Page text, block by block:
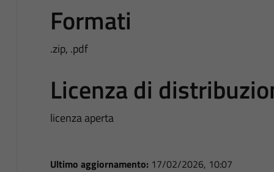
Formati
.zip, .pdf
Licenza di
licenza aperta
Ultimo aggiornamento: 17/02/2026, 10:07